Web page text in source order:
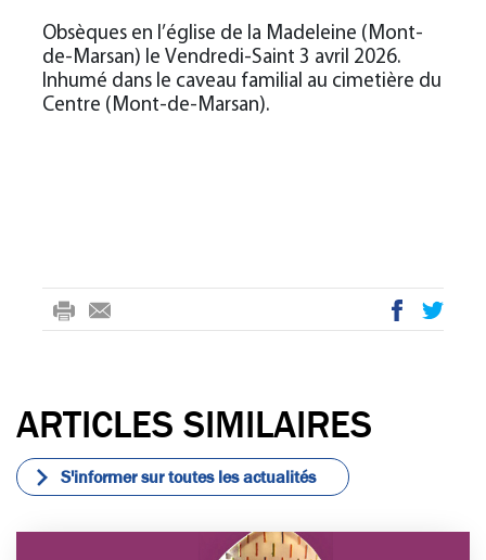
Obsèques en l’église de la Madeleine (Mont-
de-Marsan) le Vendredi-Saint 3 avril 2026.
Inhumé dans le caveau familial au cimetière du
Centre (Mont-de-Marsan).
ARTICLES SIMILAIRES
S'informer sur toutes les actualités